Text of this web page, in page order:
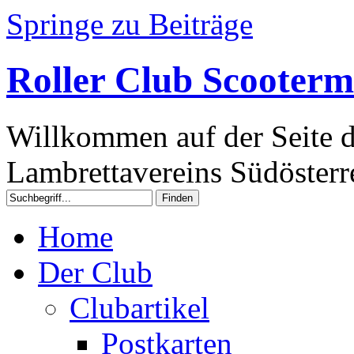
Springe zu Beiträge
Roller Club
Willkommen auf der Seite
Lambrettavereins
Home
Der Club
Clubartikel
Postkarten